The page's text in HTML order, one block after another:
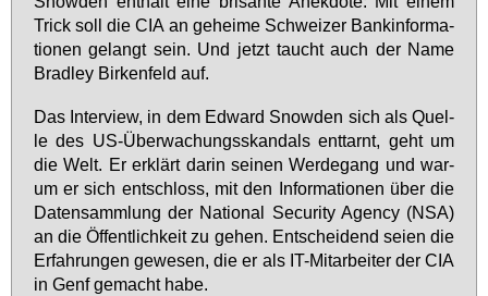
Trick soll die CIA an ge­hei­me Schwei­zer Ban­kin­for­ma­
tio­nen ge­langt sein. Und jetzt taucht auch der Na­me
Brad­ley Bir­ken­feld auf.
Das In­ter­view, in dem Ed­ward Snow­den sich als Quel­
le des US-Über­wa­chungs­skan­dals ent­tarnt, geht um
die Welt. Er er­klärt dar­in sei­nen Wer­de­gang und war­
um er sich ent­schloss, mit den In­for­ma­tio­nen über die
Da­ten­samm­lung der Na­tio­nal Se­cu­ri­ty Agen­cy (NSA)
an die Öf­fent­lich­keit zu ge­hen. Ent­schei­dend sei­en die
Er­fah­run­gen ge­we­sen, die er als IT-Mit­ar­bei­ter der CIA
in Genf ge­macht ha­be.